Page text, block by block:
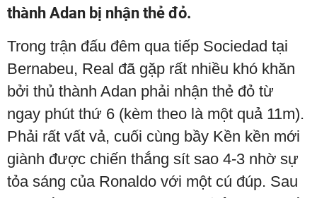
thành Adan bị nhận thẻ đỏ.
Trong trận đấu đêm qua tiếp Sociedad tại
Bernabeu, Real đã gặp rất nhiều khó khăn
bởi thủ thành Adan phải nhận thẻ đỏ từ
ngay phút thứ 6 (kèm theo là một quả 11m).
Phải rất vất vả, cuối cùng bầy Kền kền mới
giành được chiến thắng sít sao 4-3 nhờ sự
tỏa sáng của Ronaldo với một cú đúp. Sau